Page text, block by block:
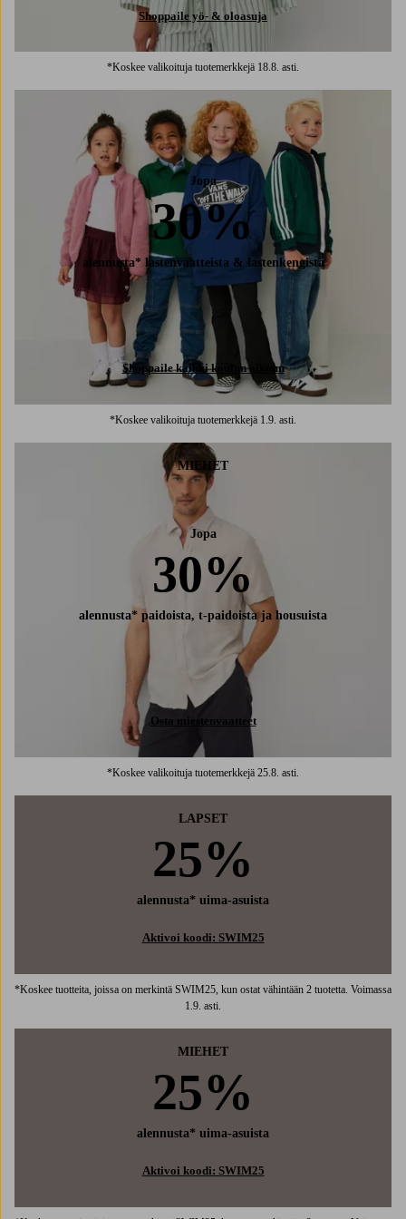
Shoppaile yö- & oloasuja
*Koskee valikoituja tuotemerkkejä 18.8. asti.
Jopa
30%
alennusta* lastenvaatteista & lastenkengistä
Shoppaile kaikki koulun alkuun
*Koskee valikoituja tuotemerkkejä 1.9. asti.
MIEHET
Jopa
30%
alennusta* paidoista, t-paidoista ja housuista
Osta miestenvaatteet
*Koskee valikoituja tuotemerkkejä 25.8. asti.
LAPSET
25%
alennusta* uima-asuista
Aktivoi koodi: SWIM25
*Koskee tuotteita, joissa on merkintä SWIM25, kun ostat vähintään 2 tuotetta. Voimassa
1.9. asti.
MIEHET
25%
alennusta* uima-asuista
Aktivoi koodi: SWIM25